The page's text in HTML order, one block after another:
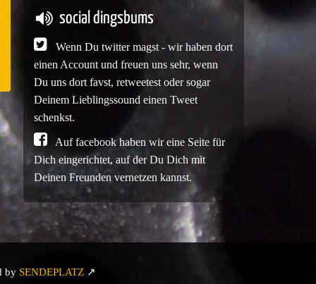
social dingsbums
Wenn Du twitter magst - wir haben dort
einen Account und freuen uns sehr, wenn
Du uns dort favst, retweetest oder sogar
Deinem Lieblingssound einen Tweet
schenkst.
Auf facebook haben wir eine Seite für
Dich eingerichtet, auf der Du Dich mit
Deinen Freunden vernetzen kannst.
by SENDEPLATZ ↗